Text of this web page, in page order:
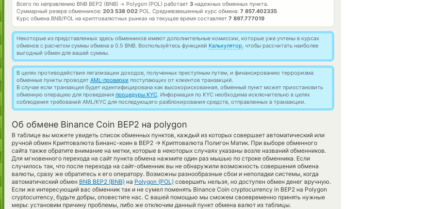
Всего по направлению BNB BEP2 (BNB) → Polygon (POL) работает 3 надежных обменных пункта.
Суммарный резерв обменников: 203 538 002 POL. Средневзвешенный курс обмена: 7 857.402335
Курс обмена BNB/POL на криптовалютных рынках на текущее время составляет 7 897.777019
Некоторые из представленных здесь обменников имеют дополнительные комиссии, которые уже учтены в курсах
обменов с расчетом суммы обмена в 0.5 BNB. Воспользуйтесь функцией Калькулятор, чтобы рассчитать наиболее
выгодный обмен для вашей суммы.
В целях противодействия легализации доходов, полученных преступным путем, и финансированию терроризма
обменные пункты проводят AML-проверки поступающих от клиентов транзакций.
В случае если транзакция будет идентифицирована как высокорискованная, обменный пункт может приостановить
обменную операцию для проведения процедуры KYC. Информация по KYC необходима исключительно в целях
соблюдения требований AML/KYC для последующего разблокирования средств, отправленных в транзакции.
Об обмене Binance Coin BEP2 на polygon
В таблице вы можете увидеть список обменных пунктов, каждый из которых совершает автоматический или
ручной обмен Криптовалюта Бинанс-коин в BEP2 → Криптовалюта Полигон Матик. При выборе обменного
сайта также обратите внимание на метки, которые в некоторых случаях указаны возле названий обменников.
Для мгновенного перехода на сайт пункта обмена нажмите один раз мышью по строке обменника. Если
случилось так, что после перехода на сайт-обменник вы не обнаружили возможность совершения обмена
валюты, сразу же обратитесь к его оператору. Возможны разнообразные сбои и неполадки системы, когда
автоматический обмен BNB BEP2 (BNB) на Polygon (POL) совершить нельзя, но доступен обмен денег вручную.
Если же интересующий вас обменник так и не сумел поменять Binance Coin cryptocurrency in BEP2 на Polygon
cryptocurrency, будьте добры, оповестите нас. С вашей помощью мы сможем своевременно принять нужные
меры: установим причину проблемы, либо же отключим данный пункт обмена валют из таблицы.